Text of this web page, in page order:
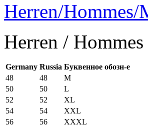
Herren/
Herren /
Germany Russia Буквенное обозн-е
48
48
M
50
50
L
52
52
XL
54
54
XXL
56
56
XXXL